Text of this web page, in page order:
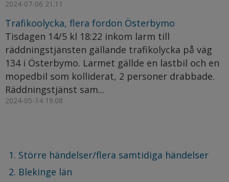
2024-07-06 21.11
Trafikoolycka, flera fordon Österbymo
Tisdagen 14/5 kl 18:22 inkom larm till
räddningstjänsten gällande trafikolycka på väg
134 i Österbymo. Larmet gällde en lastbil och en
mopedbil som kolliderat, 2 personer drabbade.
Räddningstjänst sam...
2024-05-14 19.08
1. Större händelser/flera samtidiga händelser
2. Blekinge län